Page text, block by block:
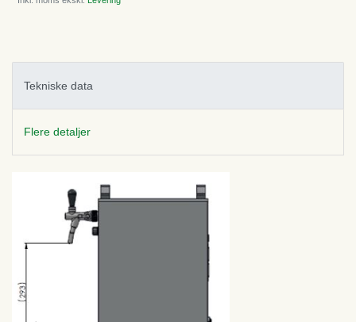
Tekniske data
Flere detaljer